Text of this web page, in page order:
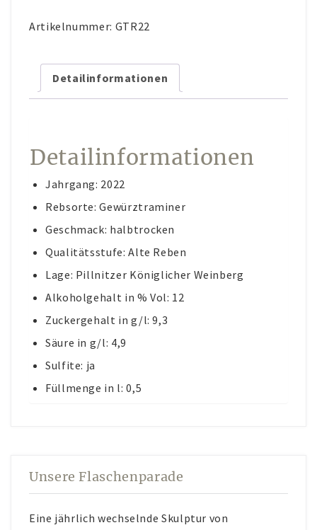
Konzerte
KUNST IM WEINGUT
Menge
Artikelnummer: GTR22
Detailinformationen
Detailinformationen
Jahrgang: 2022
Rebsorte: Gewürztraminer
Geschmack: halbtrocken
Qualitätsstufe: Alte Reben
Lage: Pillnitzer Königlicher Weinberg
Alkoholgehalt in % Vol: 12
Zuckergehalt in g/l: 9,3
Säure in g/l: 4,9
Sulfite: ja
Füllmenge in l: 0,5
Unsere Flaschenparade
Eine jährlich wechselnde Skulptur von